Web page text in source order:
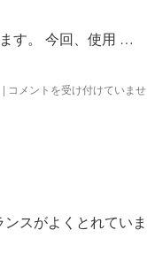
フ
ェ
は
す。 今回、使用 …
| ド
ク
ト
コメントを受け付けていませ
スがよくとれていま